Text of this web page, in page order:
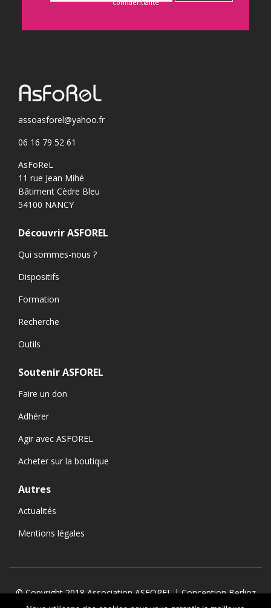
confidentialité
assoasforel@yahoo.fr
06 16 79 52 61
AsFoReL
11 rue Jean Mihé
Bâtiment Cèdre Bleu
54100 NANCY
Découvrir ASFOREL
Qui sommes-nous ?
Dispositifs
Formation
Recherche
Outils
Soutenir ASFOREL
Faire un don
Adhérer
Agir avec ASFOREL
Acheter sur la boutique
Autres
Actualités
Mentions légales
© Copyright 2018 Association ASFOREL | ConceptionBerlioz